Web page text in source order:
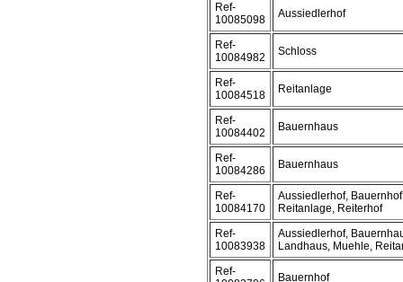
Ref-
10085098
Aussiedlerhof
Ref-
10084982
Schloss
Ref-
10084518
Reitanlage
Ref-
10084402
Bauernhaus
Ref-
10084286
Bauernhaus
Ref-
10084170
Aussiedlerhof,
Reitanlage, Reiterhof
Ref-
10083938
Aussiedlerhof,
Landhaus, Muehle,
Ref-
Bauernhof